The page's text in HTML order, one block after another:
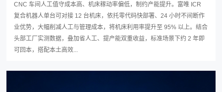
CNC 车间人工值守成本高、机床稼动率偏低，制约产能提升。富唯 ICR
复合机器人单台可对接 12 台机床，依托零代码快部署、24 小时不间断作
业优势，大幅削减人工与管理成本，将机床利用率提升至 95% 以上。结合
头部工厂实测数据，叠加省人工、提产能双重收益，标准场景下约 2 年即
可回本，搭配本土高效...